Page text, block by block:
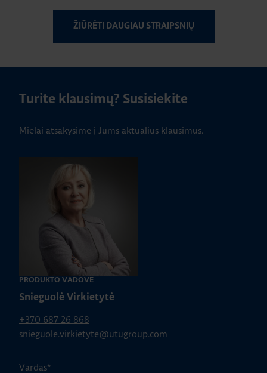
ŽIŪRĖTI DAUGIAU STRAIPSNIŲ
Turite klausimų? Susisiekite
Mielai atsakysime į Jums aktualius klausimus.
PRODUKTO VADOVĖ
Snieguolė Virkietytė
+370 687 26 868
snieguole.virkietyte@utugroup.com
Vardas*